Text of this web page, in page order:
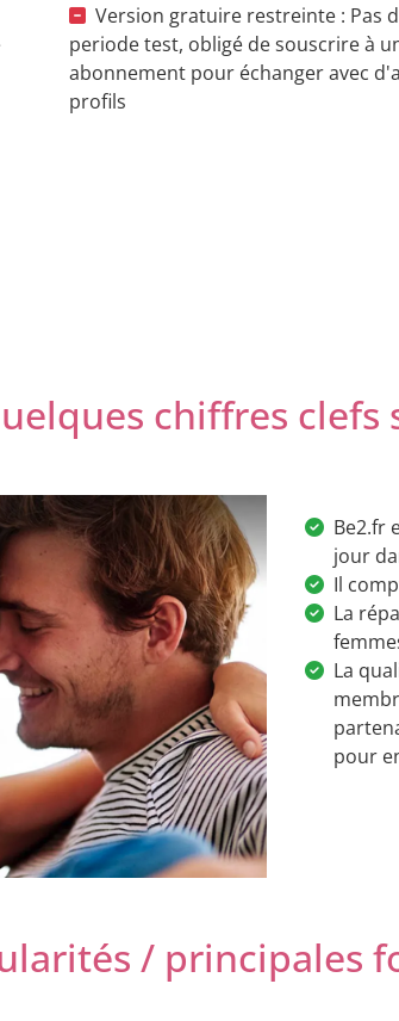
Version gratuire restreinte : Pas
periode test, obligé de souscrire à
abonnement pour échanger avec
profils
chiffres clefs
Be2.fr
jour
Il
La
La
pour
/ principales